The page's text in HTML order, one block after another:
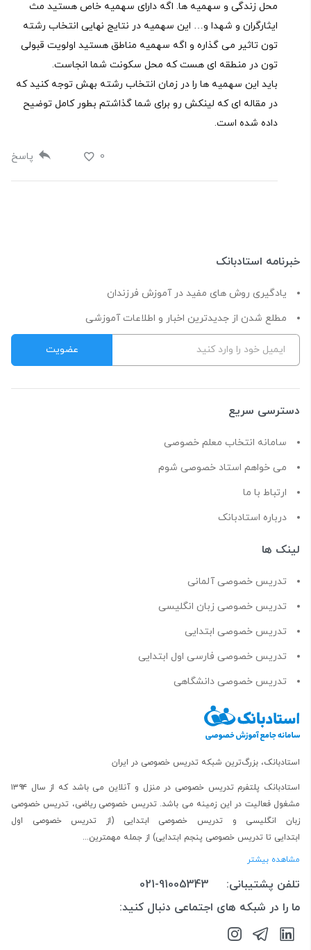
محل زندگی و سهمیه ها. اگه دارای سهمیه خاص هستید مث
ایثارگران و شهدا و… این سهمیه در نتایج نهایی انتخاب رشته
تون تاثیر می گذاره و اگه سهمیه مناطق هستید اولویت قبولی
تون در منطقه ای هست که محل سکونت شما انجاست.
باید این سهمیه ها را در زمان انتخاب رشته بهش توجه کنید که
در مقاله ای که لینکش رو برای شما گذاشتم بطور کامل توضیح
داده شده است.
0 پاسخ
خبرنامه استادبانک
یادگیری روش های مفید در آموزش فرزندان
مطلع شدن از جدیدترین اخبار و اطلاعات آموزشی
دسترسی سریع
سامانه انتخاب معلم خصوصی
می خواهم استاد خصوصی شوم
ارتباط با ما
درباره استادبانک
لینک ها
تدریس خصوصی آلمانی
تدریس خصوصی زبان انگلیسی
تدریس خصوصی ابتدایی
تدریس خصوصی فارسی اول ابتدایی
تدریس خصوصی دانشگاهی
استادبانک، بزرگ‌ترین شبکه تدریس خصوصی در ایران
استادبانک پلتفرم تدریس خصوصی در منزل و آنلاین
می باشد که از سال ۱۳۹۴
مشغول فعالیت در این زمینه می باشد.تدریس خصوصی ریاضی، تدریس خصوصی
زبان انگلیسی و تدریس خصوصی ابتدایی (از
تدریس خصوصی اول
ابتدایی تا تدریس خصوصی پنجم ابتدایی) از جمله مهمترین...
مشاهده بیشتر
تلفن پشتیبانی:
021-91005343
ما را در شبکه های اجتماعی دنبال کنید: